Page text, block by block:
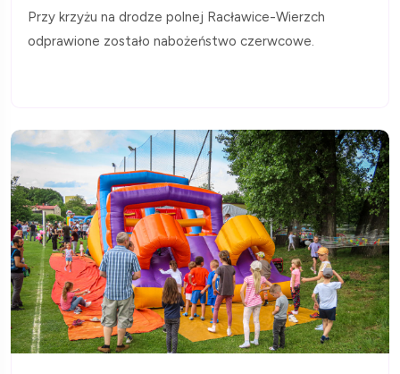
Przy krzyżu na drodze polnej Racławice-Wierzch
odprawione zostało nabożeństwo czerwcowe.